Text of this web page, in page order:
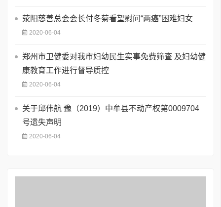
荥阳慈善总会会长付冬菊看望慰问“两癌”困难妇女
2020-06-04
郑州市卫健委对我市妇幼民生实事免费筛查 及妇幼健
康教育工作进行督导质控
2020-06-04
关于邱伟航 豫（2019）中牟县不动产权第0009704
号遗失声明
2020-06-04